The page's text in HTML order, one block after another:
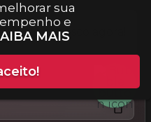
sua
e
MAIS